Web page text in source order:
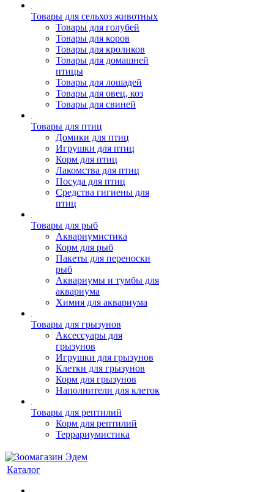
Товары для сельхоз животных
Товары для голубей
Товары для коров
Товары для кроликов
Товары для домашней
птицы
Товары для лошадей
Товары для овец, коз
Товары для свиней
Товары для птиц
Домики для птиц
Игрушки для птиц
Корм для птиц
Лакомства для птиц
Посуда для птиц
Средства гигиены для
птиц
Товары для рыб
Аквариумистика
Корм для рыб
Пакеты для переноски
рыб
Аквариумы и тумбы для
аквариума
Химия для аквариума
Товары для грызунов
Аксессуары для
грызунов
Игрушки для грызунов
Клетки для грызунов
Корм для грызунов
Наполнители для клеток
Товары для рептилий
Корм для рептилий
Террариумистика
Каталог